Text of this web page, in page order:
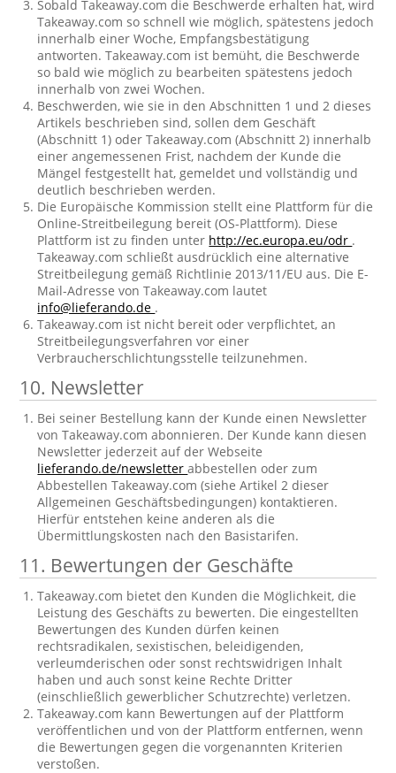
Sobald Takeaway.com die Beschwerde erhalten hat, wird
Takeaway.com so schnell wie möglich, spätestens jedoch
innerhalb einer Woche, Empfangsbestätigung
antworten. Takeaway.com ist bemüht, die Beschwerde
so bald wie möglich zu bearbeiten spätestens jedoch
innerhalb von zwei Wochen.
Beschwerden, wie sie in den Abschnitten 1 und 2 dieses
Artikels beschrieben sind, sollen dem Geschäft
(Abschnitt 1) oder Takeaway.com (Abschnitt 2) innerhalb
einer angemessenen Frist, nachdem der Kunde die
Mängel festgestellt hat, gemeldet und vollständig und
deutlich beschrieben werden.
Die Europäische Kommission stellt eine Plattform für die
Online-Streitbeilegung bereit (OS-Plattform). Diese
Plattform ist zu finden unter http://ec.europa.eu/odr .
Takeaway.com schließt ausdrücklich eine alternative
Streitbeilegung gemäß Richtlinie 2013/11/EU aus. Die E-
Mail-Adresse von Takeaway.com lautet
info@lieferando.de .
Takeaway.com ist nicht bereit oder verpflichtet, an
Streitbeilegungsverfahren vor einer
Verbraucherschlichtungsstelle teilzunehmen.
10. Newsletter
Bei seiner Bestellung kann der Kunde einen Newsletter
von Takeaway.com abonnieren. Der Kunde kann diesen
Newsletter jederzeit auf der Webseite
lieferando.de/newsletterabbestellen oder zum
Abbestellen Takeaway.com (siehe Artikel 2 dieser
Allgemeinen Geschäftsbedingungen) kontaktieren.
Hierfür entstehen keine anderen als die
Übermittlungskosten nach den Basistarifen.
11. Bewertungen der Geschäfte
Takeaway.com bietet den Kunden die Möglichkeit, die
Leistung des Geschäfts zu bewerten. Die eingestellten
Bewertungen des Kunden dürfen keinen
rechtsradikalen, sexistischen, beleidigenden,
verleumderischen oder sonst rechtswidrigen Inhalt
haben und auch sonst keine Rechte Dritter
(einschließlich gewerblicher Schutzrechte) verletzen.
Takeaway.com kann Bewertungen auf der Plattform
veröffentlichen und von der Plattform entfernen, wenn
die Bewertungen gegen die vorgenannten Kriterien
verstoßen.